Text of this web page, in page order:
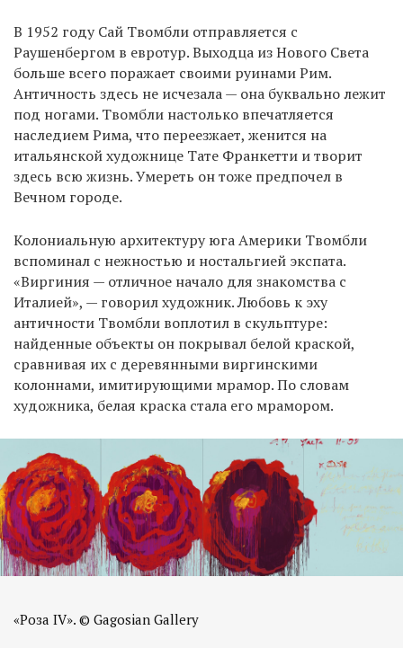
В 1952 году Сай Твомбли отправляется с
Раушенбергом в евротур. Выходца из Нового Света
больше всего поражает своими руинами Рим.
Античность здесь не исчезала — она буквально лежит
под ногами. Твомбли настолько впечатляется
наследием Рима, что переезжает, женится на
итальянской художнице Тате Франкетти и творит
здесь всю жизнь. Умереть он тоже предпочел в
Вечном городе.
Колониальную архитектуру юга Америки Твомбли
вспоминал с нежностью и ностальгией экспата.
«Виргиния — отличное начало для знакомства с
Италией», — говорил художник. Любовь к эху
античности Твомбли воплотил в скульптуре:
найденные объекты он покрывал белой краской,
сравнивая их с деревянными виргинскими
колоннами, имитирующими мрамор. По словам
художника, белая краска стала его мрамором.
«Роза IV». © Gagosian Gallery